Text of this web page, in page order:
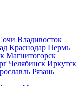
Владивосток
Краснодар Пермь
Магнитогорск
Челябинск Иркутск
Рязань